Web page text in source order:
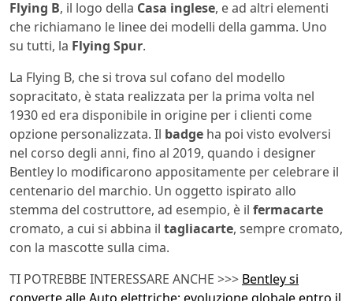
Flying B, il logo della Casa inglese, e ad altri elementi
che richiamano le linee dei modelli della gamma. Uno
su tutti, la Flying Spur.
La Flying B, che si trova sul cofano del modello
sopracitato, è stata realizzata per la prima volta nel
1930 ed era disponibile in origine per i clienti come
opzione personalizzata. Il badge ha poi visto evolversi
nel corso degli anni, fino al 2019, quando i designer
Bentley lo modificarono appositamente per celebrare il
centenario del marchio. Un oggetto ispirato allo
stemma del costruttore, ad esempio, è il fermacarte
cromato, a cui si abbina il tagliacarte, sempre cromato,
con la mascotte sulla cima.
TI POTREBBE INTERESSARE ANCHE >>> Bentley si